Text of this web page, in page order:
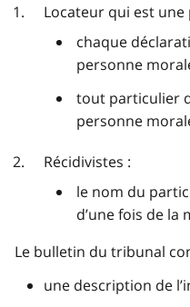
Locateur qui est
chaque
personne
tout particulier
personne
Récidivistes :
le nom du
d’une fois de
Le bulletin du tribunal
une description de